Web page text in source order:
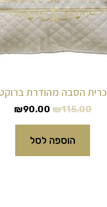
כרית הסבה מהודרת
₪115.00
₪90.00
הוספה לסל